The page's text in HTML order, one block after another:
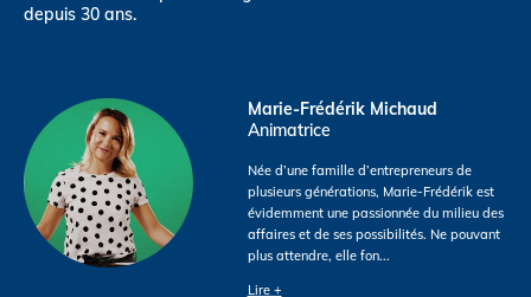
depuis 30 ans.
Marie-Frédérik Michaud
Animatrice
Née d’une famille d’entrepreneurs de
plusieurs générations, Marie-Frédérik est
évidemment une passionnée du milieu des
affaires et de ses possibilités. Ne pouvant
plus attendre, elle fon...
Lire +